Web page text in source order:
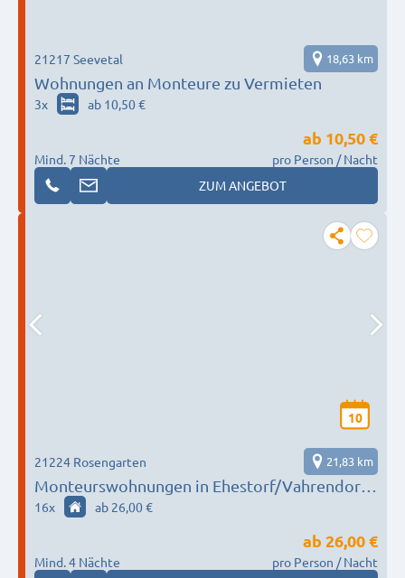
Wohnungen an Monteure zu Vermieten
21217 Seevetal 18,63 km
3x ab 10,50 €
Mind. 7 Nächte
ab 10,50 €
pro Person / Nacht
ZUM ANGEBOT
10
Monteurswohnungen in Ehestorf/Vahrendorf
im Süden von Hamburg
21224 Rosengarten 21,83 km
16x ab 26,00 €
Mind. 4 Nächte
ab 26,00 €
pro Person / Nacht